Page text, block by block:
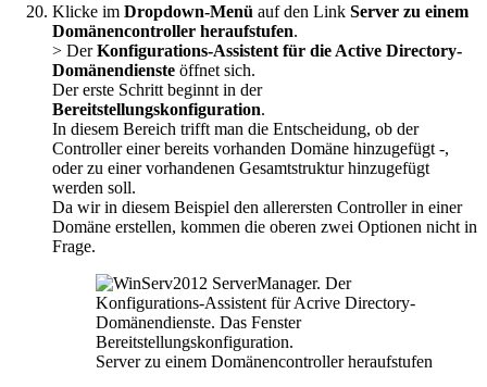
Klicke im Dropdown-Menü auf den Link Server zu einem
Domänencontroller heraufstufen.
> DerKonfigurations-Assistent für die Active Directory-
Domänendienste öffnet sich.
Der erste Schritt beginnt in der
Bereitstellungskonfiguration.
In diesem Bereich trifft man die Entscheidung, ob der
Controller einer bereits vorhanden Domäne hinzugefügt -,
oder zu einer vorhandenen Gesamtstruktur hinzugefügt
werden soll.
Da wir in diesem Beispiel den allerersten Controller in einer
Domäne erstellen, kommen die oberen zwei Optionen nicht in
Frage.
Server zu einem Domänencontroller heraufstufen